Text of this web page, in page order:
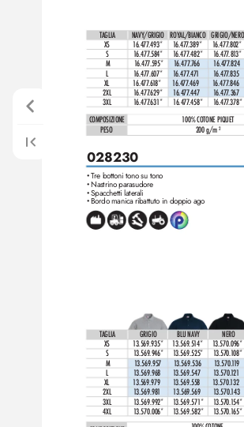
TAGLIA NAVY/GRIGIO ROYAL/BIANCO GRIGIO/NERO
XS 16.477.493* 16.477.389* 16.477.802*
S 16.477.584* 16.477.482* 16.477.813*
M
16.477.595* 16.477.766 16.477.824
L 16.477.607* 16.477.471 16.477.835
XL
16.477.618* 16.477.469 16.477.846
2XL 16.477.629* 16.477.447 16.477.367
3XL
16.477.631* 16.477.458* 16.477.378*
TAGLIA GRIGIO BLU NAVY NERO
XS 13.569.935* 13.569.514* 13.570.096*
S 13.569.946* 13.569.525* 13.570.108*
M 13.569.957 13.569.536 13.570.119
L
13.569.968 13.569.547 13.570.121
XL
13.569.979 13.569.558 13.570.132
2XL
13.569.981 13.569.569 13.570.143
3XL 13.569.992* 13.569.571* 13.570. 154*
4XL 13.570.006* 13.569.582* 13.570. 165*
• Tre bottoni tono su tono
• Nastrino parasudore
• Spacchetti laterali
• Bordo manica ribattuto in doppio ago
028230
COMPOSIZIONE 100% COTONE PIQUET
PESO 200 g/m 2